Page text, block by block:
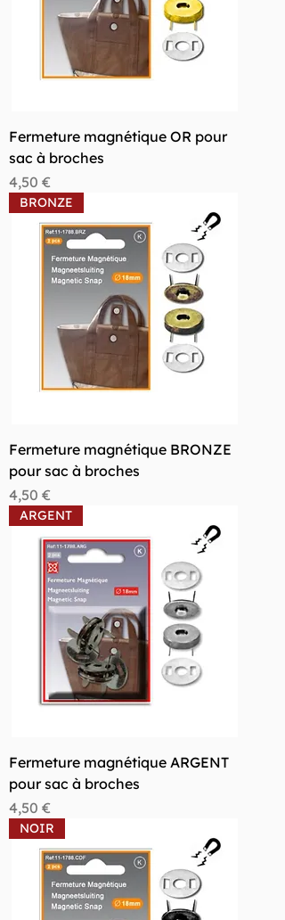
Fermeture magnétique OR pour
sac à broches
Prix
4,50 €
BRONZE
Fermeture magnétique BRONZE
pour sac à broches
Prix
4,50 €
ARGENT
Fermeture magnétique ARGENT
pour sac à broches
Prix
4,50 €
NOIR